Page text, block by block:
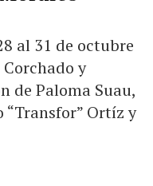
al 31 de octubre
y
de Paloma Suau,
Ortíz y